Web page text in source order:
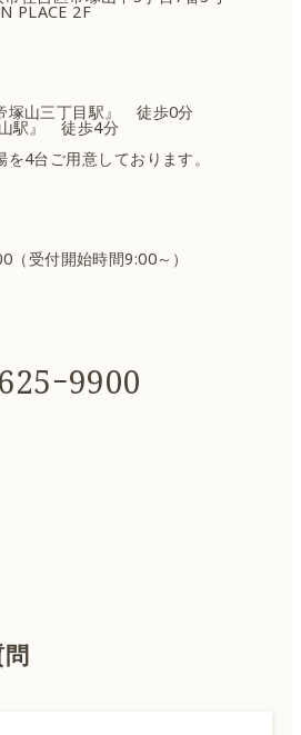
PLACE 2F
塚山三丁目駅』 徒歩0分
駅』 徒歩4分
4台ご用意しております。
受付開始時間9:00～）
ｰ9900